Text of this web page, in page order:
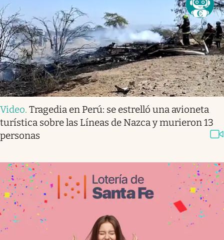
Video. Tragedia en Perú: se estrelló una avioneta
turística sobre las Líneas de Nazca y murieron 13
personas